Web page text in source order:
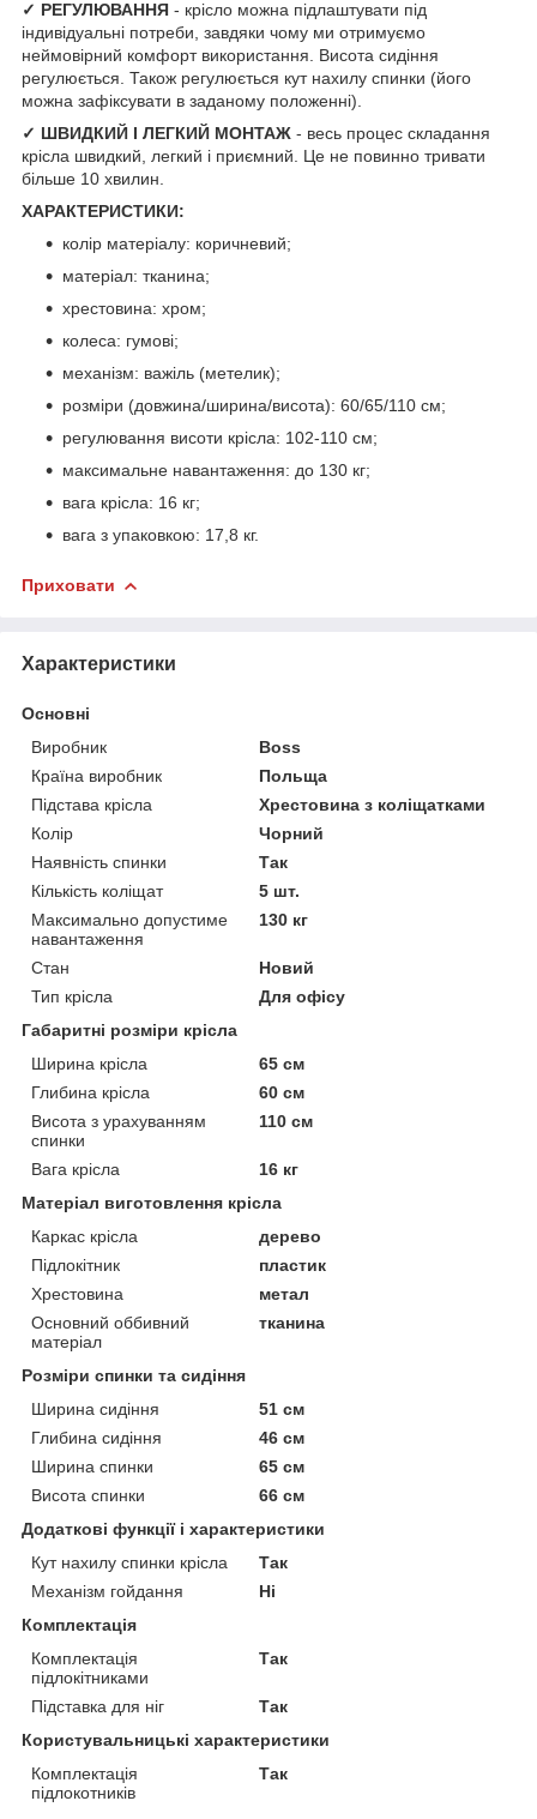
✓ РЕГУЛЮВАННЯ - крісло можна підлаштувати під
індивідуальні потреби, завдяки чому ми отримуємо
неймовірний комфорт використання. Висота сидіння
регулюється. Також регулюється кут нахилу спинки (його
можна зафіксувати в заданому положенні).
✓ ШВИДКИЙ І ЛЕГКИЙ МОНТАЖ - весь процес складання
крісла швидкий, легкий і приємний. Це не повинно тривати
більше 10 хвилин.
ХАРАКТЕРИСТИКИ:
колір матеріалу: коричневий;
матеріал: тканина;
хрестовина: хром;
колеса: гумові;
механізм: важіль (метелик);
розміри (довжина/ширина/висота): 60/65/110 см;
регулювання висоти крісла: 102-110 см;
максимальне навантаження: до 130 кг;
вага крісла: 16 кг;
вага з упаковкою: 17,8 кг.
Приховати
Характеристики
Основні
Виробник
Boss
Країна виробник
Польща
Підстава крісла
Хрестовина з коліщатками
Колір
Чорний
Наявність спинки
Так
Кількість коліщат
5 шт.
Максимально допустиме
навантаження
130 кг
Стан
Новий
Тип крісла
Для офісу
Габаритні розміри крісла
Ширина крісла
65 см
Глибина крісла
60 см
Висота з урахуванням
спинки
110 см
Вага крісла
16 кг
Матеріал виготовлення крісла
Каркас крісла
дерево
Підлокітник
пластик
Хрестовина
метал
Основний оббивний
матеріал
тканина
Розміри спинки та сидіння
Ширина сидіння
51 см
Глибина сидіння
46 см
Ширина спинки
65 см
Висота спинки
66 см
Додаткові функції і характеристики
Кут нахилу спинки крісла
Так
Механізм гойдання
Ні
Комплектація
Комплектація
підлокітниками
Так
Підставка для ніг
Так
Користувальницькі характеристики
Комплектація
підлокотників
Так